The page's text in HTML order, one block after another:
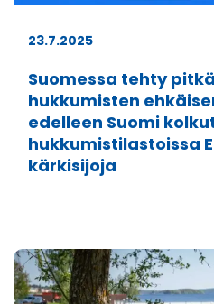
23.7.2025
Suomessa tehty
hukkumisten
edelleen Suomi
hukkumistilastoissa
kärkisijoja